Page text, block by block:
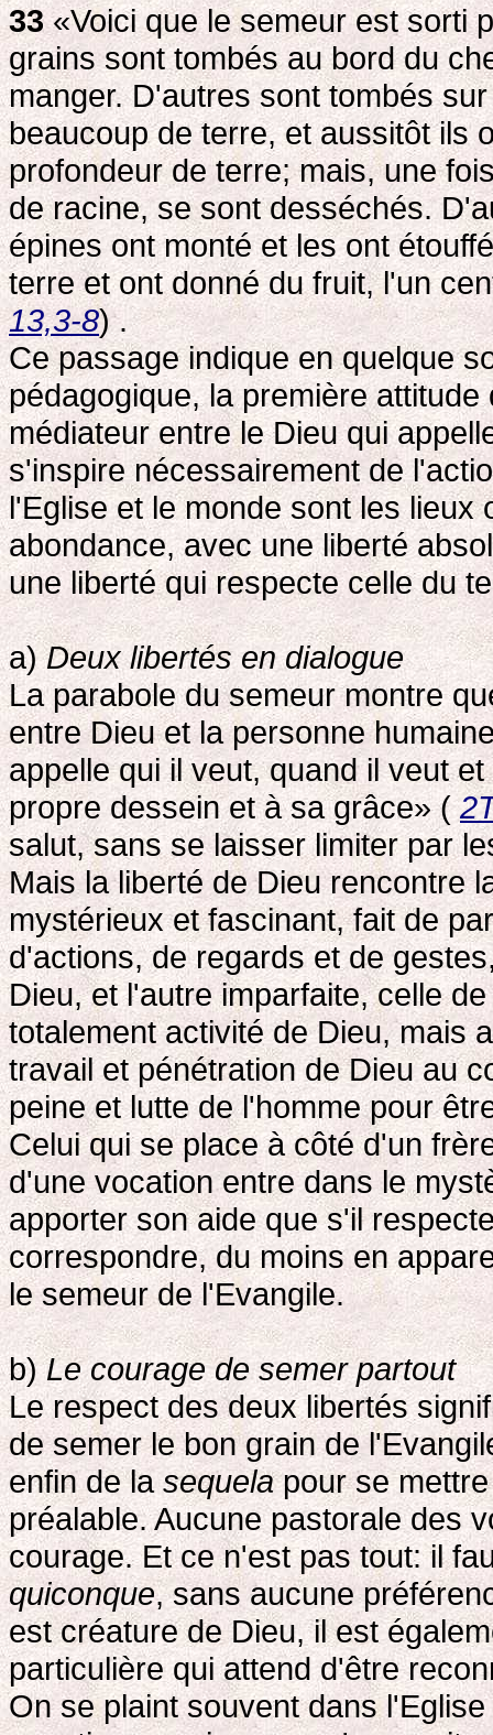
33«Voici que le semeur est sorti
grains sont tombés au bord du
manger. D'autres sont tombés
beaucoup de terre, et aussitôt ils
profondeur de terre; mais, une
de racine, se sont desséchés.
épines ont monté et les ont
terre et ont donné du fruit, l'un
13,3-8) .
Ce passage indique en quelque
pédagogique, la première
médiateur entre le Dieu qui
s'inspire nécessairement de
l'Eglise et le monde sont les
abondance, avec une liberté
une liberté qui respecte celle du
a)Deux libertés en dialogue
La parabole du semeur montre
entre Dieu et la personne
appelle qui il veut, quand il veut
propre dessein et à sa grâce» (
salut, sans se laisser limiter par
Mais la liberté de Dieu rencontre
mystérieux et fascinant, fait de
d'actions, de regards et de
Dieu, et l'autre imparfaite, celle
totalement activité de Dieu, mais
travail et pénétration de Dieu au
peine et lutte de l'homme pour
Celui qui se place à côté d'un
d'une vocation entre dans le
apporter son aide que s'il
correspondre, du moins en
le semeur de l'Evangile.
b)Le courage de semer partout
Le respect des deux libertés
de semer le bon grain de
enfin de lasequelapour se mettre
préalable. Aucune pastorale des
courage. Et ce n'est pas tout: il
quiconque, sans aucune
est créature de Dieu, il est
particulière qui attend d'être
On se plaint souvent dans